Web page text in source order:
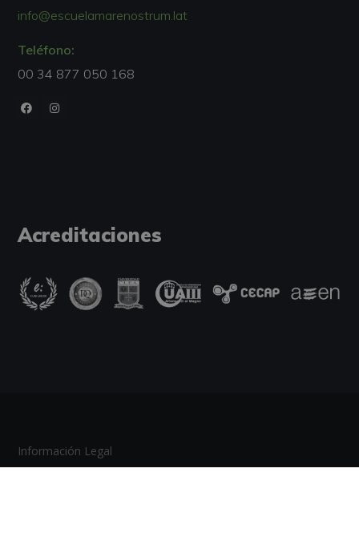
info@escuelamarenostrum.lat
Teléfono:
00 34 877 050 168
Acreditaciones
Información Legal